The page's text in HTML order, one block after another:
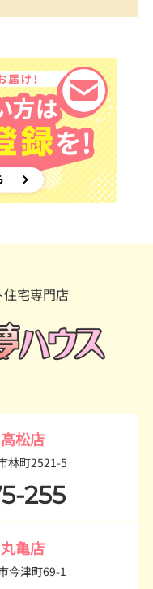
宅専門店
松店
林町2521-5
255
亀店
今津町69-1